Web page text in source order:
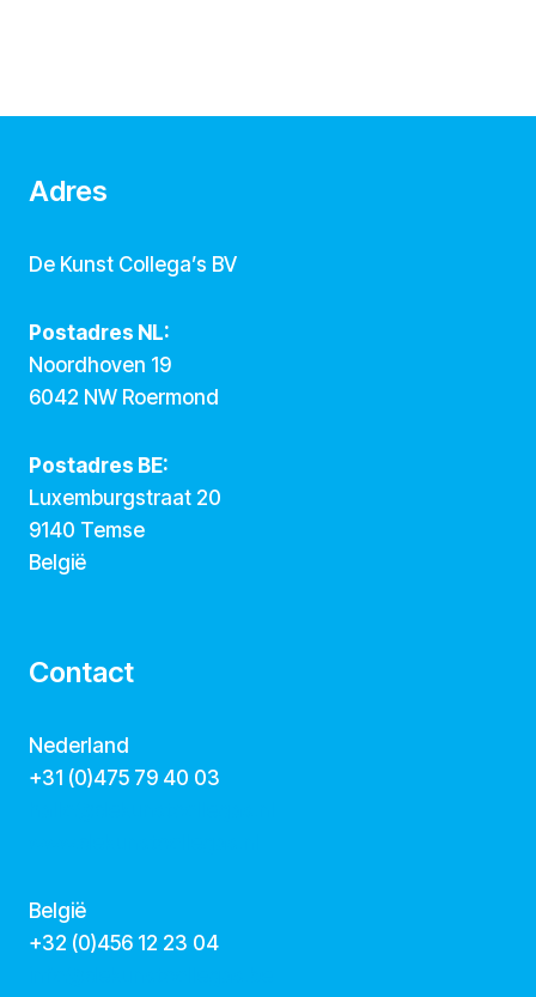
Adres
De Kunst Collega’s BV
Postadres NL:
Noordhoven 19
6042 NW Roermond
Postadres BE:
Luxemburgstraat 20
9140 Temse
België
Contact
Nederland
+31 (0)475 79 40 03
België
‭+32 (0)456 12 23 04‬